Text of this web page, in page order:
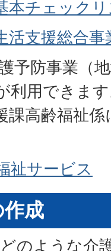
本チェック
活支援総合事
予防事業（
利用できま
課高齢福祉
祉サービス
成
のような介